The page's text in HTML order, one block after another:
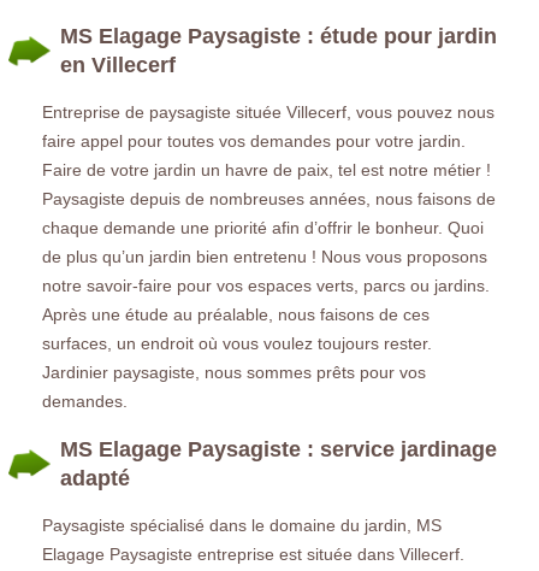
MS Elagage Paysagiste : étude pour jardin
en Villecerf
Entreprise de paysagiste située Villecerf, vous pouvez nous
faire appel pour toutes vos demandes pour votre jardin.
Faire de votre jardin un havre de paix, tel est notre métier !
Paysagiste depuis de nombreuses années, nous faisons de
chaque demande une priorité afin d’offrir le bonheur. Quoi
de plus qu’un jardin bien entretenu ! Nous vous proposons
notre savoir-faire pour vos espaces verts, parcs ou jardins.
Après une étude au préalable, nous faisons de ces
surfaces, un endroit où vous voulez toujours rester.
Jardinier paysagiste, nous sommes prêts pour vos
demandes.
MS Elagage Paysagiste : service jardinage
adapté
Paysagiste spécialisé dans le domaine du jardin, MS
Elagage Paysagiste entreprise est située dans Villecerf.